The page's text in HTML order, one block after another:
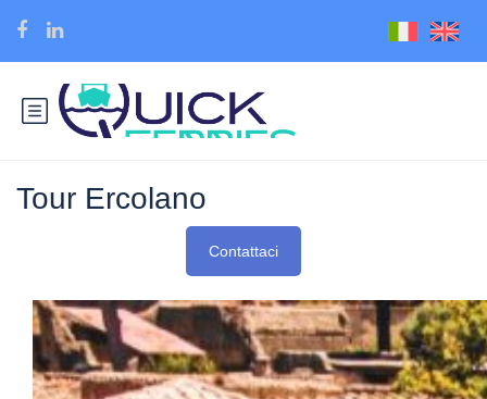
Tour Ercolano
Contattaci